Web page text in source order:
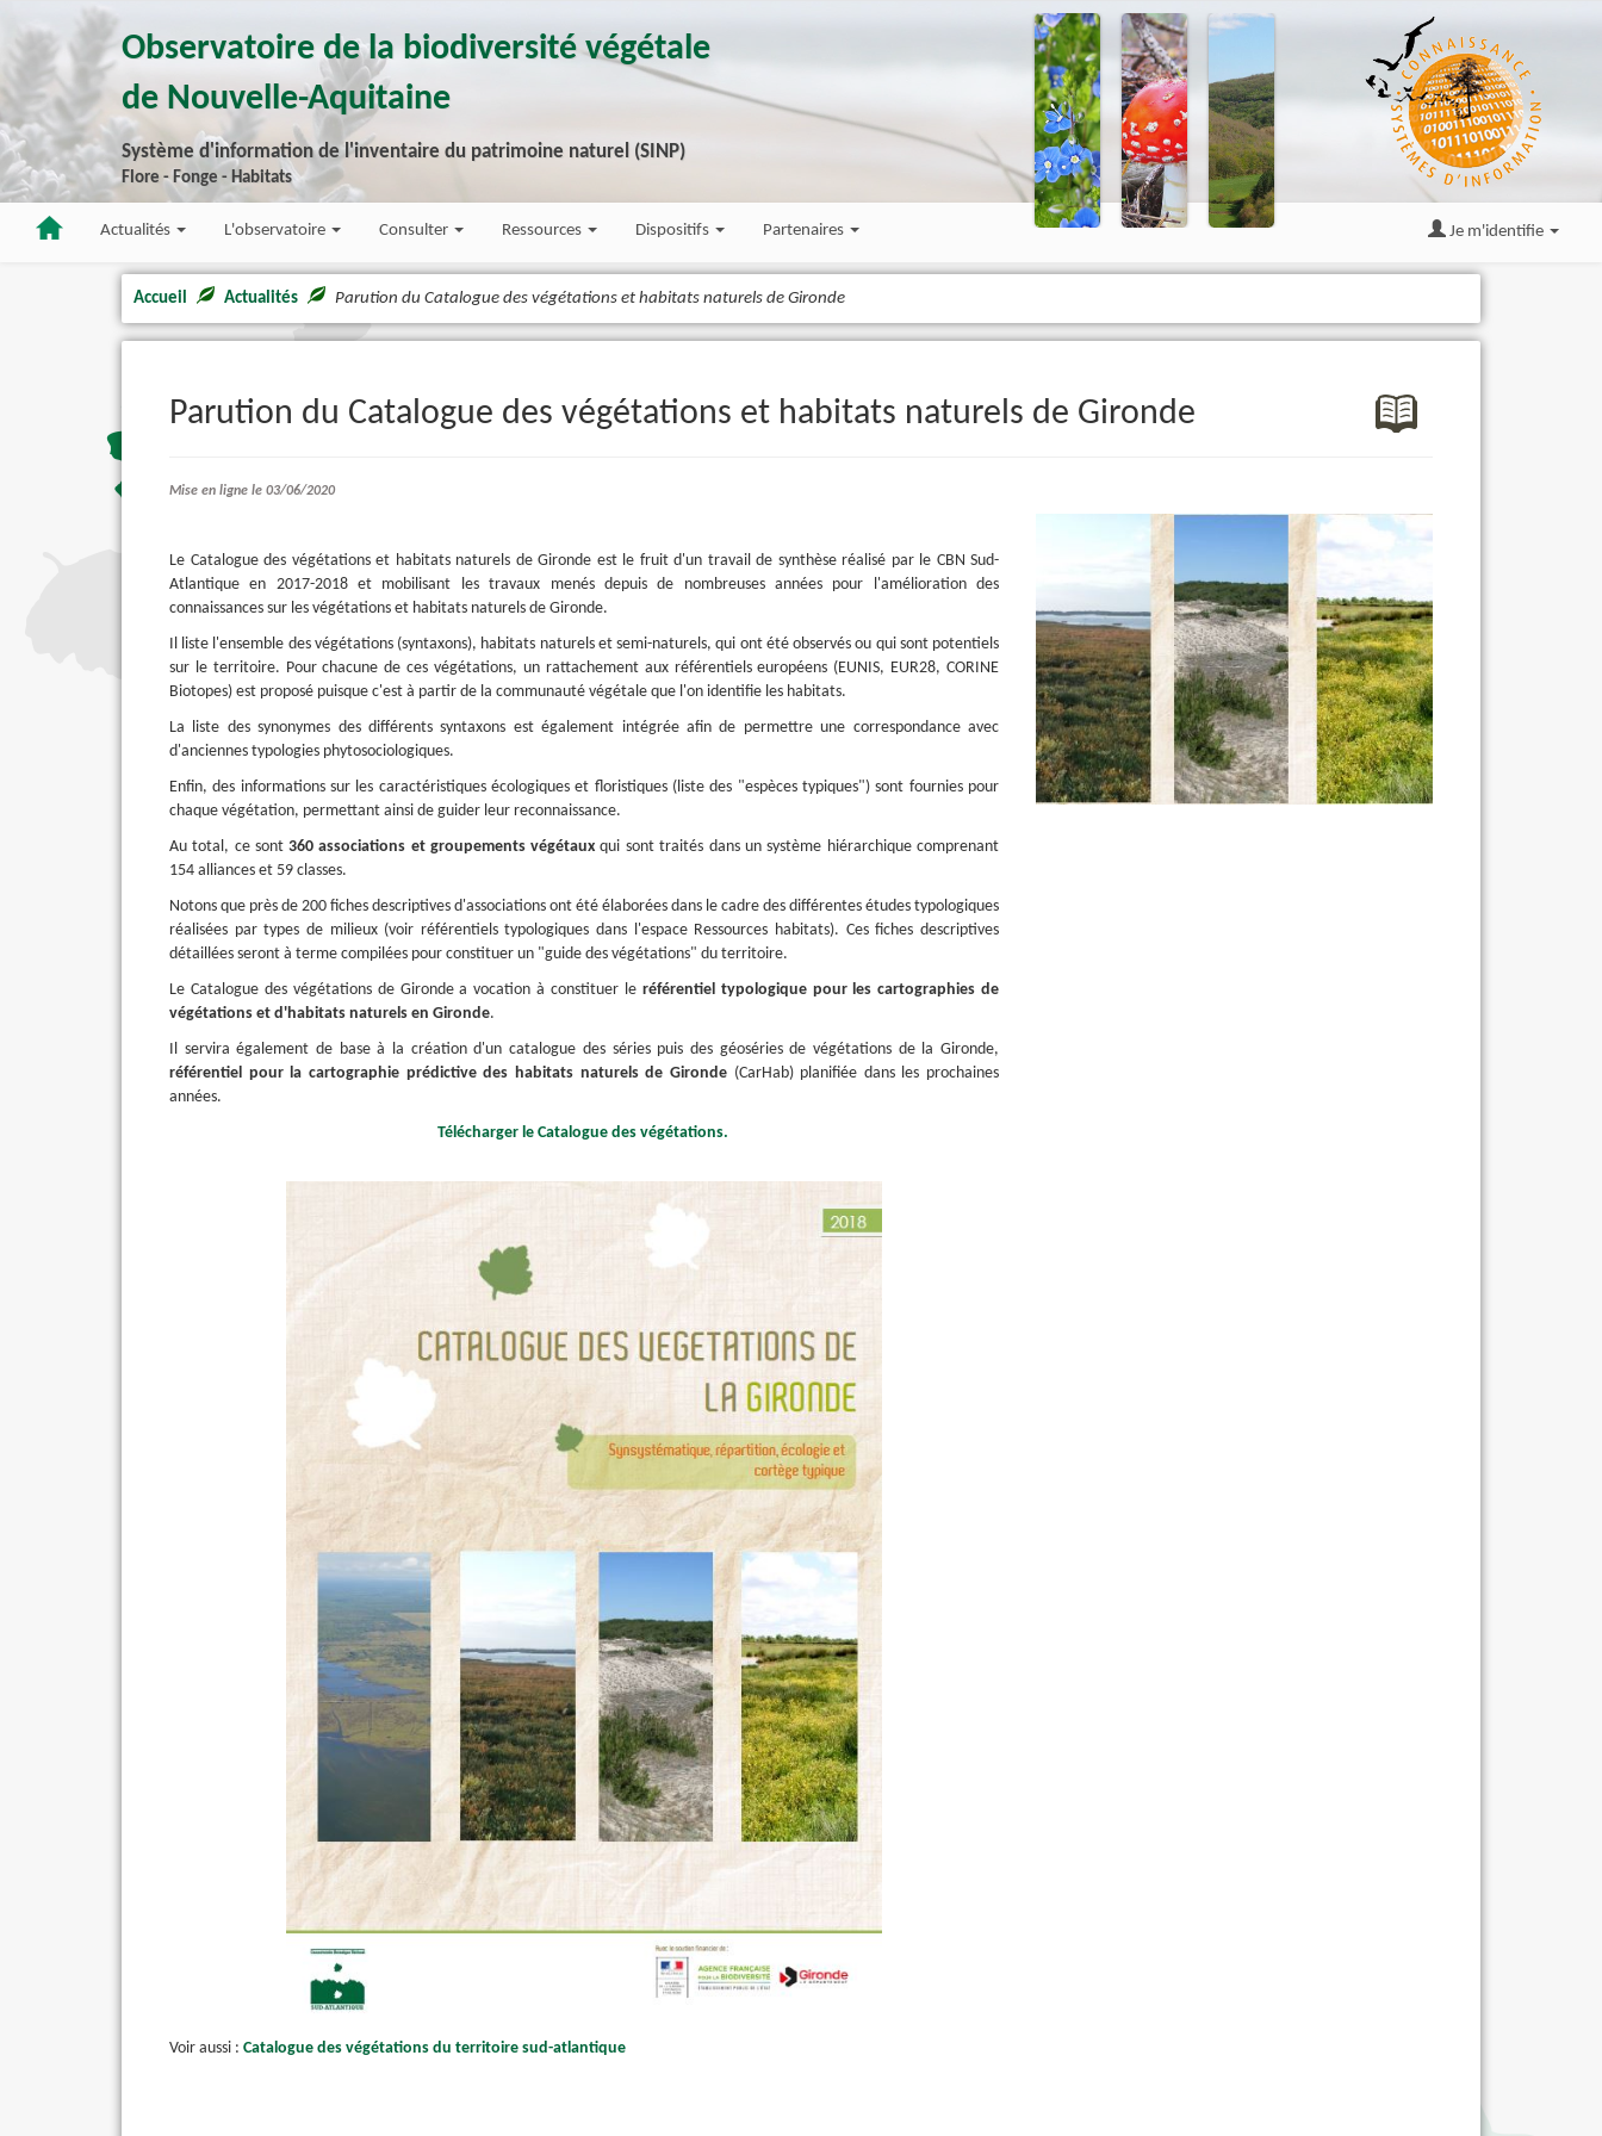
Observatoire de la biodiversité végétale
de Nouvelle-Aquitaine
Système d'information de l'inventaire du patrimoine naturel (SINP)
Flore - Fonge - Habitats
Actualités L'observatoire Consulter Ressources Dispositifs Partenaires Je m'identifie
Accueil Actualités Parution du Catalogue des végétations et habitats naturels de Gironde
Parution du Catalogue des végétations et habitats naturels de Gironde
Mise en ligne le 03/06/2020
Le Catalogue des végétations et habitats naturels de Gironde est le fruit d'un travail de synthèse réalisé par le CBN Sud-
Atlantique en 2017-2018 et mobilisant les travaux menés depuis de nombreuses années pour l'amélioration des
connaissances sur les végétations et habitats naturels de Gironde.
Il liste l'ensemble des végétations (syntaxons), habitats naturels et semi-naturels, qui ont été observés ou qui sont potentiels
sur le territoire. Pour chacune de ces végétations, un rattachement aux référentiels européens (EUNIS, EUR28, CORINE
Biotopes) est proposé puisque c'est à partir de la communauté végétale que l'on identifie les habitats.
La liste des synonymes des différents syntaxons est également intégrée afin de permettre une correspondance avec
d'anciennes typologies phytosociologiques.
Enfin, des informations sur les caractéristiques écologiques et floristiques (liste des "espèces typiques") sont fournies pour
chaque végétation, permettant ainsi de guider leur reconnaissance.
Au total, ce sont 360 associations et groupements végétaux qui sont traités dans un système hiérarchique comprenant
154 alliances et 59 classes.
Notons que près de 200 fiches descriptives d'associations ont été élaborées dans le cadre des différentes études typologiques
réalisées par types de milieux (voir référentiels typologiques dans l'espace Ressources habitats). Ces fiches descriptives
détaillées seront à terme compilées pour constituer un "guide des végétations" du territoire.
Le Catalogue des végétations de Gironde a vocation à constituer le référentiel typologique pour les cartographies de
végétations et d'habitats naturels en Gironde.
Il servira également de base à la création d'un catalogue des séries puis des géoséries de végétations de la Gironde,
référentiel pour la cartographie prédictive des habitats naturels de Gironde (CarHab) planifiée dans les prochaines
années.
Télécharger le Catalogue des végétations.
Voir aussi : Catalogue des végétations du territoire sud-atlantique